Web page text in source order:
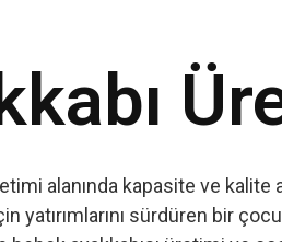
alanında kapasite ve
sürdüren bir